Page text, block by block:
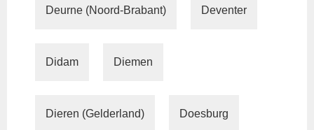
Deurne (Noord-Brabant) Deventer
Didam Diemen
Dieren (Gelderland) Doesburg